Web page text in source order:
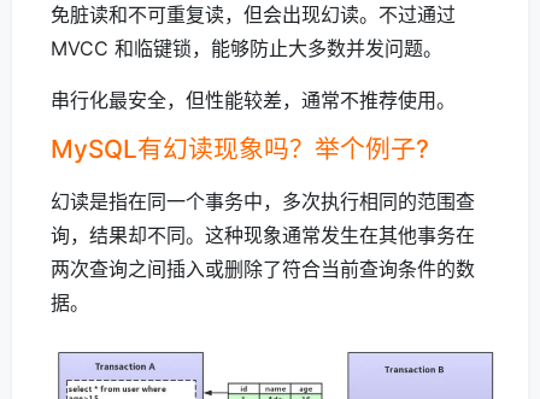
免脏读和不可重复读，但会出现幻读。不过通过
MVCC 和临键锁，能够防止大多数并发问题。
串行化最安全，但性能较差，通常不推荐使用。
MySQL有幻读现象吗？举个例子?
幻读是指在同一个事务中，多次执行相同的范围查
询，结果却不同。这种现象通常发生在其他事务在
两次查询之间插入或删除了符合当前查询条件的数
据。